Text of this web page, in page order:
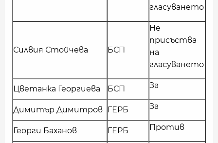
гласуването
Силвия Стойчева БСП
Не
присъства
на
гласуването
Цветанка Георгиева БСП За
Димитър Димитров ГЕРБ За
Георги Баханов ГЕРБ Против